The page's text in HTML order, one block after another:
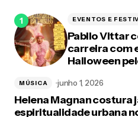
Pabllo Vittar
carreira com
Halloween
EVENTOS E
Helena Magnan costura
espiritualidade urbana
MÚSICA junho 1, 2026